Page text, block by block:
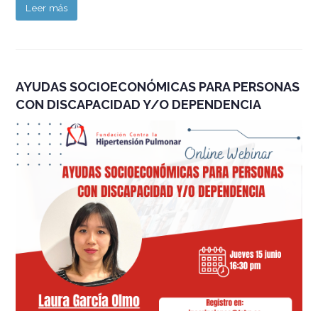
Leer más
AYUDAS SOCIOECONÓMICAS PARA PERSONAS
CON DISCAPACIDAD Y/O DEPENDENCIA